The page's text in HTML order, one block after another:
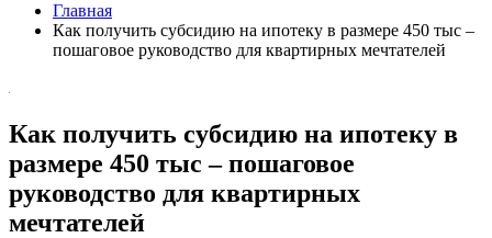
Главная
Как получить субсидию на ипотеку в размере 450 тыс –
пошаговое руководство для квартирных мечтателей
Как получить субсидию на ипотеку в
размере 450 тыс – пошаговое
руководство для квартирных
мечтателей